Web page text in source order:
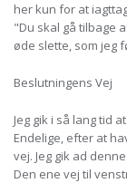
her kun for at
"Du skal gå tilbage
øde slette, som jeg
Beslutningens Vej
Jeg gik i så lang tid
Endelige, efter at
vej. Jeg gik ad
Den ene vej til